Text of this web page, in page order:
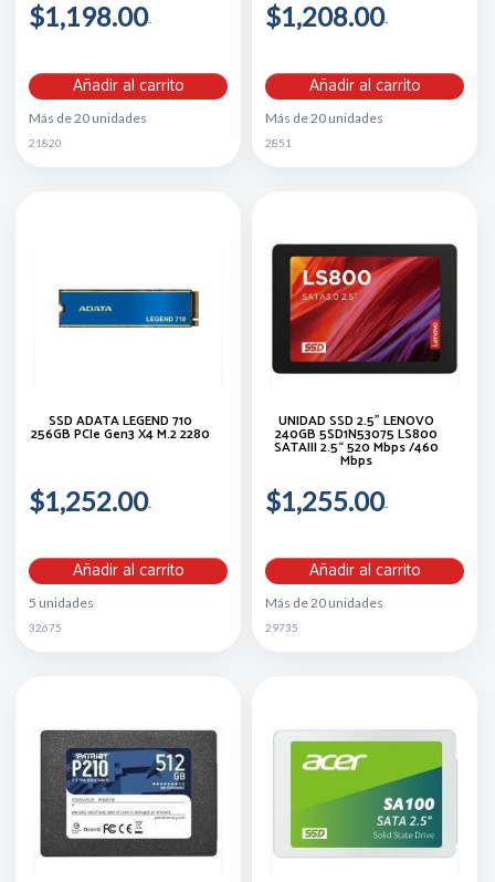
$1,198.00
Añadir al carrito
Más de 20 unidades
21820
$1,208.00
Añadir al carrito
Más de 20 unidades
2851
SSD ADATA LEGEND 710
256GB PCIe Gen3 X4 M.2 2280
$1,252.00
Añadir al carrito
5 unidades
32675
UNIDAD SSD 2.5" LENOVO
240GB 5SD1N53075 LS800
SATAIII 2.5“ 520 Mbps /460
Mbps
$1,255.00
Añadir al carrito
Más de 20 unidades
29735